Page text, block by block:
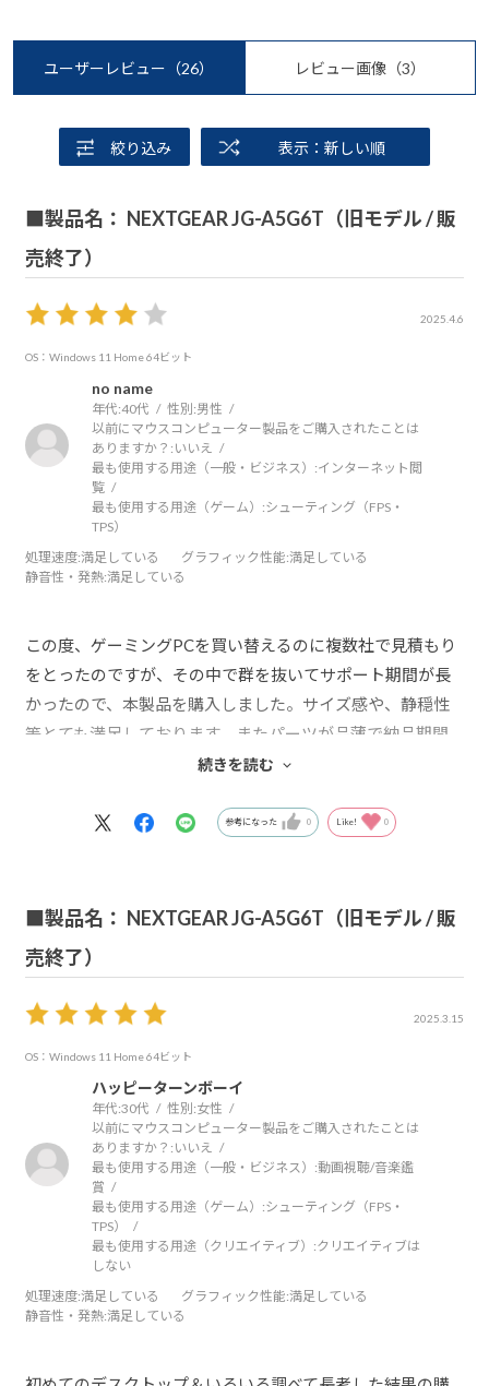
ユーザーレビュー （26） レビュー画像 （3）
絞り込み 表示：新しい順
■製品名： NEXTGEAR JG-A5G6T（旧モデル / 販
売終了）
2025.4.6
OS：Windows 11 Home 64ビット
no name
年代:40代 性別:男性
以前にマウスコンピューター製品をご購入されたことは
ありますか？: いいえ
最も使用する用途（一般・ビジネス）:インターネット閲
覧
最も使用する用途（ゲーム）:シューティング（FPS・
TPS）
処理速度:満足している グラフィック性能:満足している
静音性・発熱:満足している
この度、ゲーミングPCを買い替えるのに複数社で見積もり
をとったのですが、その中で群を抜いてサポート期間が長
かったので、本製品を購入しました。サイズ感や、静穏性
等とても満足しております。またパーツが品薄で納品期間
が多少伸びたのですが、その際にも丁寧なご連絡のメール
続きを読む
参考になった 0 Like! 0
■製品名： NEXTGEAR JG-A5G6T（旧モデル / 販
売終了）
2025.3.15
OS：Windows 11 Home 64ビット
ハッピーターンボーイ
年代:30代 性別:女性
以前にマウスコンピューター製品をご購入されたことは
ありますか？: いいえ
最も使用する用途（一般・ビジネス）:動画視聴/音楽鑑
賞
最も使用する用途（ゲーム）:シューティング（FPS・
TPS）
最も使用する用途（クリエイティブ）:クリエイティブは
しない
処理速度:満足している グラフィック性能:満足している
静音性・発熱:満足している